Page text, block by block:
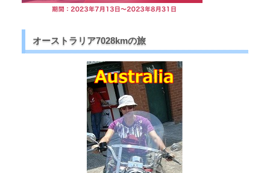
オーストラリア7028kmの旅